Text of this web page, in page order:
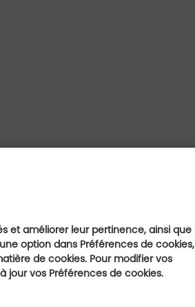
et améliorer leur pertinence, ainsi que
option dans Préférences de cookies,
de cookies. Pour modifier vos
jour vos Préférences de cookies.
de Coeur